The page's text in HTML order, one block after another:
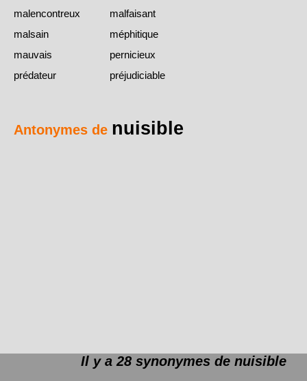
malencontreux
malfaisant
malsain
méphitique
mauvais
pernicieux
prédateur
préjudiciable
Antonymes de nuisible
Il y a 28 synonymes de nuisible